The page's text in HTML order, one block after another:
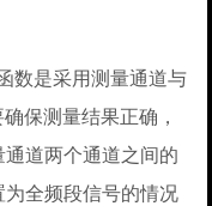
数是采用测量通道与
保测量结果正确，
道两个通道之间的
为全频段信号的情况